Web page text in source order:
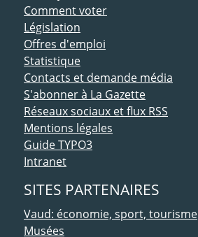
Comment voter
Législation
Offres d'emploi
Statistique
Contacts et demande média
S'abonner à La Gazette
Réseaux sociaux et flux RSS
Mentions légales
Guide TYPO3
Intranet
SITES PARTENAIRES
Vaud: économie, sport, tourisme
Musées